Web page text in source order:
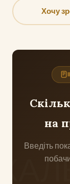
Хочу
на
Введіть